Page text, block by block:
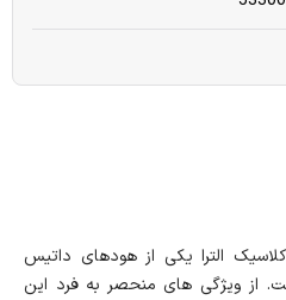
الترا یکی از هودهای داتیس
از ویژگی های منحصر به فرد این